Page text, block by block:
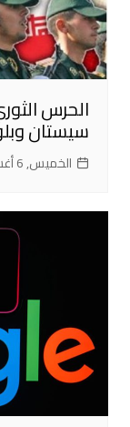
الحرس
سيستان
الخميس, 6 أغسطس 2026, 17:39